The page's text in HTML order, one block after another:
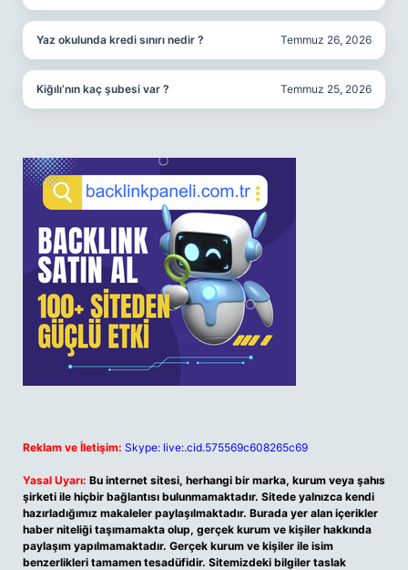
Yaz okulunda kredi sınırı nedir ? Temmuz 26, 2026
Kiğılı’nın kaç şubesi var ? Temmuz 25, 2026
Reklam ve İletişim: Skype: live:.cid.575569c608265c69
Yasal Uyarı: Bu internet sitesi, herhangi bir marka, kurum veya şahıs
şirketi ile hiçbir bağlantısı bulunmamaktadır. Sitede yalnızca kendi
hazırladığımız makaleler paylaşılmaktadır. Burada yer alan içerikler
haber niteliği taşımamakta olup, gerçek kurum ve kişiler hakkında
paylaşım yapılmamaktadır. Gerçek kurum ve kişiler ile isim
benzerlikleri tamamen tesadüfidir. Sitemizdeki bilgiler taslak